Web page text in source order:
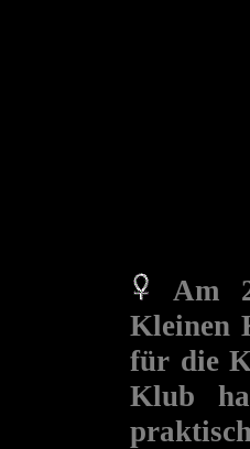
Am
Kleinen
für die
Klub